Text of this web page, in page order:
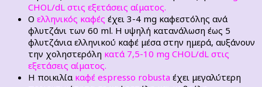
CHOL/dL στις εξετάσεις αίματος.
Ο ελληνικός καφές έχει 3-4 mg καφεστόλης ανά
φλυτζάνι των 60 ml. Η υψηλή κατανάλωση έως 5
φλυτζάνια ελληνικού καφέ μέσα στην ημερά, αυξάνουν
την χοληστερόλη κατά 7,5-10 mg CHOL/dL στις
εξετάσεις αίματος.
Η ποικιλία καφέ espresso robusta έχει μεγαλύτερη